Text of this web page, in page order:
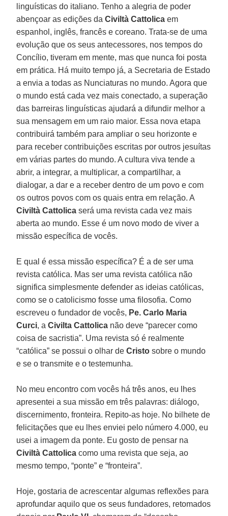
linguísticas do italiano. Tenho a alegria de poder
abençoar as edições daCiviltà Cattolica em
espanhol, inglês, francês e coreano. Trata-se de uma
evolução que os seus antecessores, nos tempos do
Concílio, tiveram em mente, mas que nunca foi posta
em prática. Há muito tempo já, a Secretaria de Estado
a envia a todas as Nunciaturas no mundo. Agora que
o mundo está cada vez mais conectado, a superação
das barreiras linguísticas ajudará a difundir melhor a
sua mensagem em um raio maior. Essa nova etapa
contribuirá também para ampliar o seu horizonte e
para receber contribuições escritas por outros jesuítas
em várias partes do mundo. A cultura viva tende a
abrir, a integrar, a multiplicar, a compartilhar, a
dialogar, a dar e a receber dentro de um povo e com
os outros povos com os quais entra em relação. A
Civiltà Cattolica será uma revista cada vez mais
aberta ao mundo. Esse é um novo modo de viver a
missão específica de vocês.
E qual é essa missão específica? É a de ser uma
revista católica. Mas ser uma revista católica não
significa simplesmente defender as ideias católicas,
como se o catolicismo fosse uma filosofia. Como
escreveu o fundador de vocês, Pe. Carlo Maria
Curci, aCivilta Cattolica não deve “parecer como
coisa de sacristia”. Uma revista só é realmente
“católica” se possui o olhar deCristo sobre o mundo
e se o transmite e o testemunha.
No meu encontro com vocês há três anos, eu lhes
apresentei a sua missão em três palavras: diálogo,
discernimento, fronteira. Repito-as hoje. No bilhete de
felicitações que eu lhes enviei pelo número 4.000, eu
usei a imagem da ponte. Eu gosto de pensar na
Civiltà Cattolica como uma revista que seja, ao
mesmo tempo, “ponte” e “fronteira”.
Hoje, gostaria de acrescentar algumas reflexões para
aprofundar aquilo que os seus fundadores, retomados